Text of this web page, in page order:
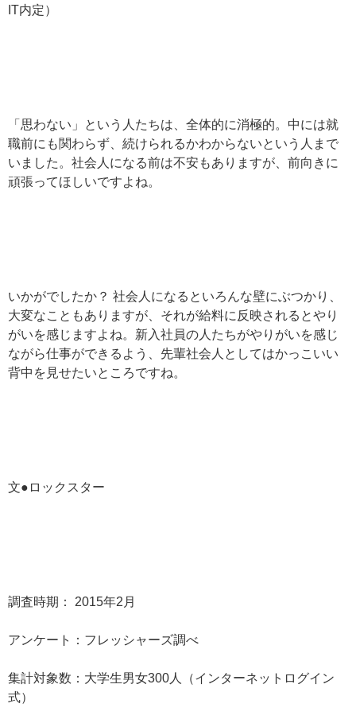
IT内定）
「思わない」という人たちは、全体的に消極的。中には就
職前にも関わらず、続けられるかわからないという人まで
いました。社会人になる前は不安もありますが、前向きに
頑張ってほしいですよね。
いかがでしたか？ 社会人になるといろんな壁にぶつかり、
大変なこともありますが、それが給料に反映されるとやり
がいを感じますよね。新入社員の人たちがやりがいを感じ
ながら仕事ができるよう、先輩社会人としてはかっこいい
背中を見せたいところですね。
文●ロックスター
調査時期： 2015年2月
アンケート：フレッシャーズ調べ
集計対象数：大学生男女300人（インターネットログイン
式）